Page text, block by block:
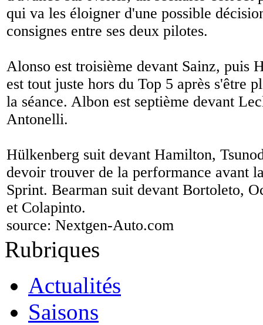
qui va les éloigner d'une possible
consignes entre ses deux pilotes.
Alonso est troisième devant Sainz, puis
est tout juste hors du Top 5 après s'être
la séance. Albon est septième devant
Antonelli.
Hülkenberg suit devant Hamilton,
devoir trouver de la performance avant
Sprint. Bearman suit devant Bortoleto,
et Colapinto.
source: Nextgen-Auto.com
Rubriques
Actualités
Saisons